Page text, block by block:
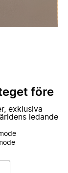
före
exklusiva
ledande